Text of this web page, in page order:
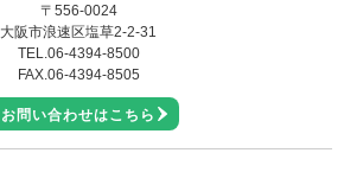
〒556-0024
大阪市浪速区塩草2-2-31
TEL.06-4394-8500
FAX.06-4394-8505
お問い合わせはこちら